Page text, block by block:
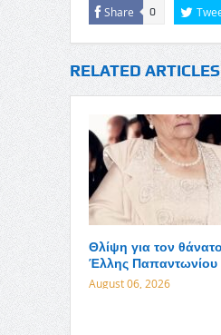
Share 0
RELATED ARTICLES
Θλίψη για τον
Έλλης Παπαντωνίου
August 06, 2026